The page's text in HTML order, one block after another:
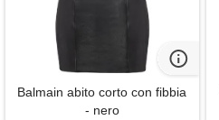
Balmain abito corto con fibbia
- nero